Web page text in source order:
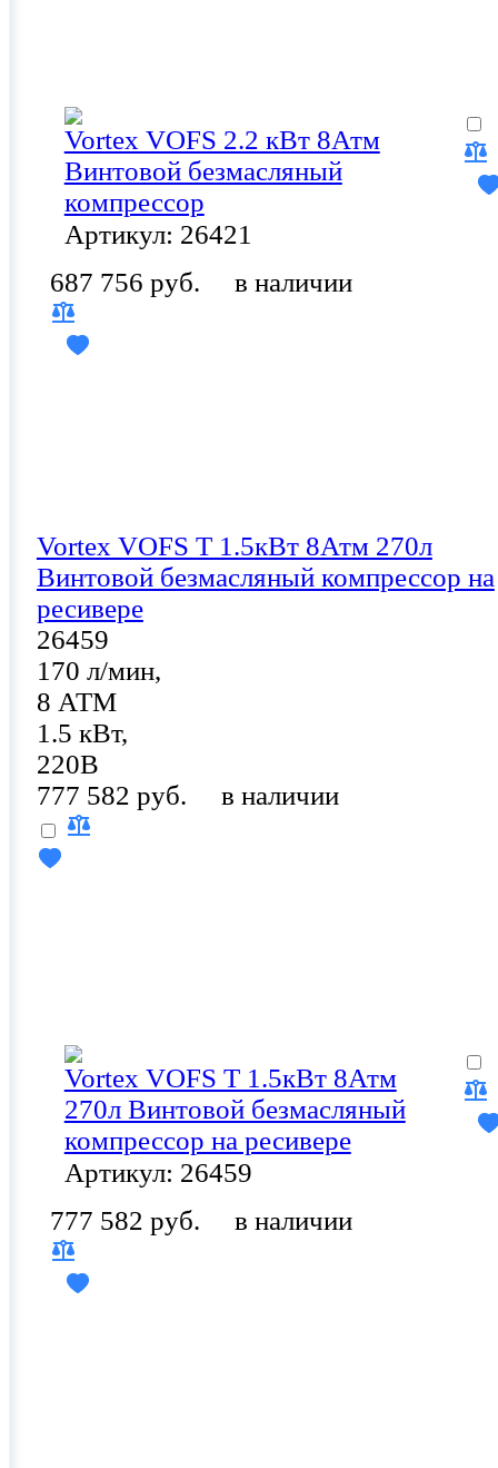
Vortex VOFS 2.2 кВт 8Атм
Винтовой безмасляный
компрессор
Артикул: 26421
687 756 руб.
в наличии
Vortex VOFS T 1.5кВт 8Атм 270л
Винтовой безмасляный компрессор на
ресивере
26459
170 л/мин,
8 АТМ
1.5 кВт,
220В
777 582 руб.
в наличии
Vortex VOFS T 1.5кВт 8Атм
270л Винтовой безмасляный
компрессор на ресивере
Артикул: 26459
777 582 руб.
в наличии